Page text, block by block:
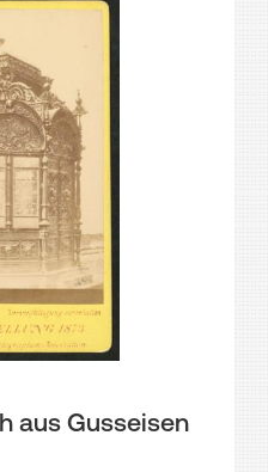
aus Gusseisen